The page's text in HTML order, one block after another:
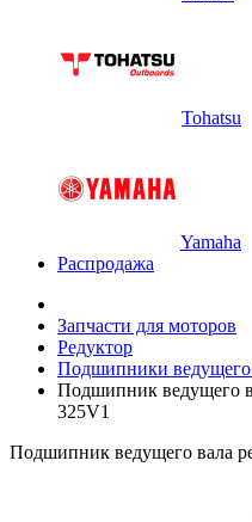
Tohatsu
Yamaha
Распродажа
Запчасти для моторов
Редуктор
Подшипники ведущего
Подшипник ведущего
325V1
Подшипник ведущего вала